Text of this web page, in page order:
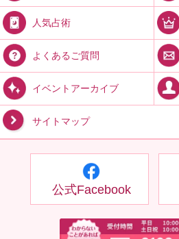
人気占術
よくあるご質問
イベントアーカイブ
サイトマップ
公式Facebook